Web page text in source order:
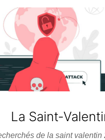
La Saint-
de la saint